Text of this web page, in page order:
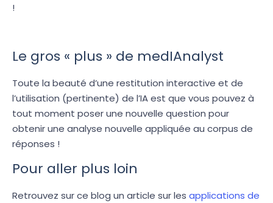
!
Le gros « plus » de medIAnalyst
Toute la beauté d’une restitution interactive et de
l’utilisation (pertinente) de l’IA est que vous pouvez à
tout moment poser une nouvelle question pour
obtenir une analyse nouvelle appliquée au corpus de
réponses !
Pour aller plus loin
Retrouvez sur ce blog un article sur les applications de